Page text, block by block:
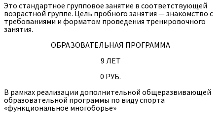
Это стандартное групповое занятие в соответствующей
возрастной группе. Цель пробного занятия — знакомство с
требованиями и форматом проведения тренировочного
занятия.
ОБРАЗОВАТЕЛЬНАЯ ПРОГРАММА
9 ЛЕТ
0 РУБ.
В рамках реализации дополнительной общеразвивающей
образовательной программы по виду спорта
«функциональное многоборье»